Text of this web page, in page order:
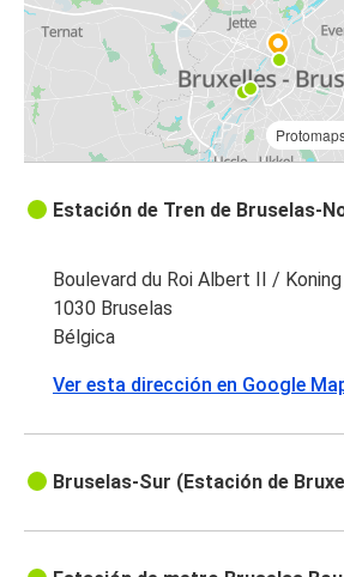
Estación de Tren de Bruselas-
Boulevard du Roi Albert II /
1030 Bruselas
Bélgica
Ver esta dirección en Google
Bruselas-Sur (Estación de